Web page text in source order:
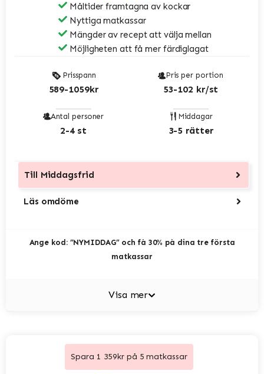
Måltider framtagna av kockar
Nyttiga matkassar
Mängder av recept att välja mellan
Möjligheten att få mer färdiglagat
Prisspann
589-1059kr
Pris per portion
53-102 kr/st
Antal personer
2-4 st
Middagar
3-5 rätter
Till Middagsfrid
Läs omdöme
Ange kod: ”NYMIDDAG” och få 30% på dina tre första
matkassar
Visa mer
Spara 1 359kr på 5 matkassar